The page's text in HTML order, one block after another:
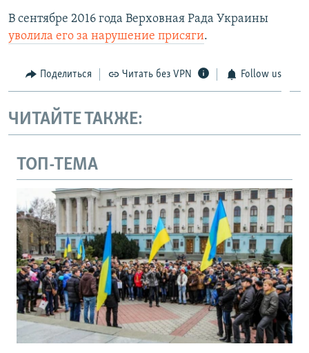
В сентябре 2016 года Верховная Рада Украины
уволила его за нарушение присяги.
Поделиться Читать без VPN Follow us
ЧИТАЙТЕ ТАКЖЕ:
ТОП-ТЕМА